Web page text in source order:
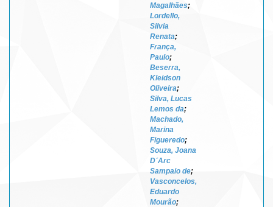
Magalhães;
Lordello,
Silvia
Renata;
França,
Paulo;
Beserra,
Kleidson
Oliveira;
Silva, Lucas
Lemos da;
Machado,
Marina
Figueredo;
Souza, Joana
D´Arc
Sampaio de;
Vasconcelos,
Eduardo
Mourão;